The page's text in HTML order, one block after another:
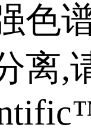
色
离,